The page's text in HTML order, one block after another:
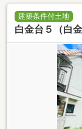
建築条件付土地
白金台５（白